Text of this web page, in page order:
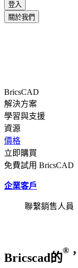
登入
關於我們
BricsCAD
解決方案
學習與支援
資源
價格
立即購買
免費試用 BricsCAD
企業客戶
聯繫銷售人員
Bricscad的
® ，